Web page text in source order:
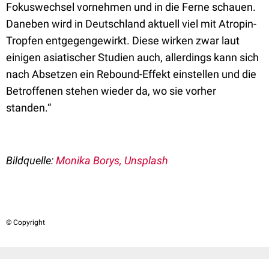
Fokuswechsel vornehmen und in die Ferne schauen.
Daneben wird in Deutschland aktuell viel mit Atropin-
Tropfen entgegengewirkt. Diese wirken zwar laut
einigen asiatischer Studien auch, allerdings kann sich
nach Absetzen ein Rebound-Effekt einstellen und die
Betroffenen stehen wieder da, wo sie vorher
standen.“
Bildquelle:Monika Borys, Unsplash
© Copyright